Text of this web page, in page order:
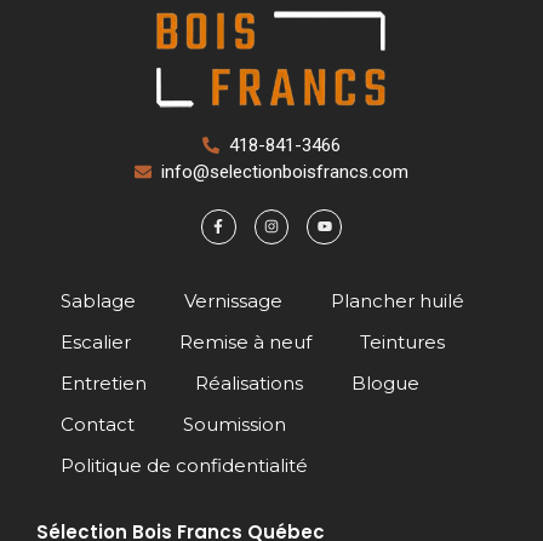
418-841-3466
info@selectionboisfrancs.com
Sablage Vernissage
Plancher huilé
Escalier
Remise à neuf
Teintures
Entretien
Réalisations
Blogue
Contact
Soumission
Politique de confidentialité
Sélection Bois Francs Québec